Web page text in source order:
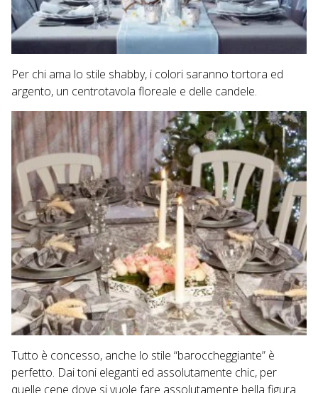
Per chi ama lo stile shabby, i colori saranno tortora ed
argento, un centrotavola floreale e delle candele.
Tutto è concesso, anche lo stile “baroccheggiante” è
perfetto. Dai toni eleganti ed assolutamente chic, per
quelle cene dove si vuole fare assolutamente bella figura